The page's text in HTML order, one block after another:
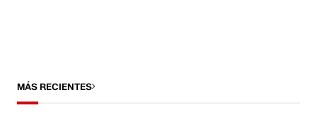
MÁS RECIENTES